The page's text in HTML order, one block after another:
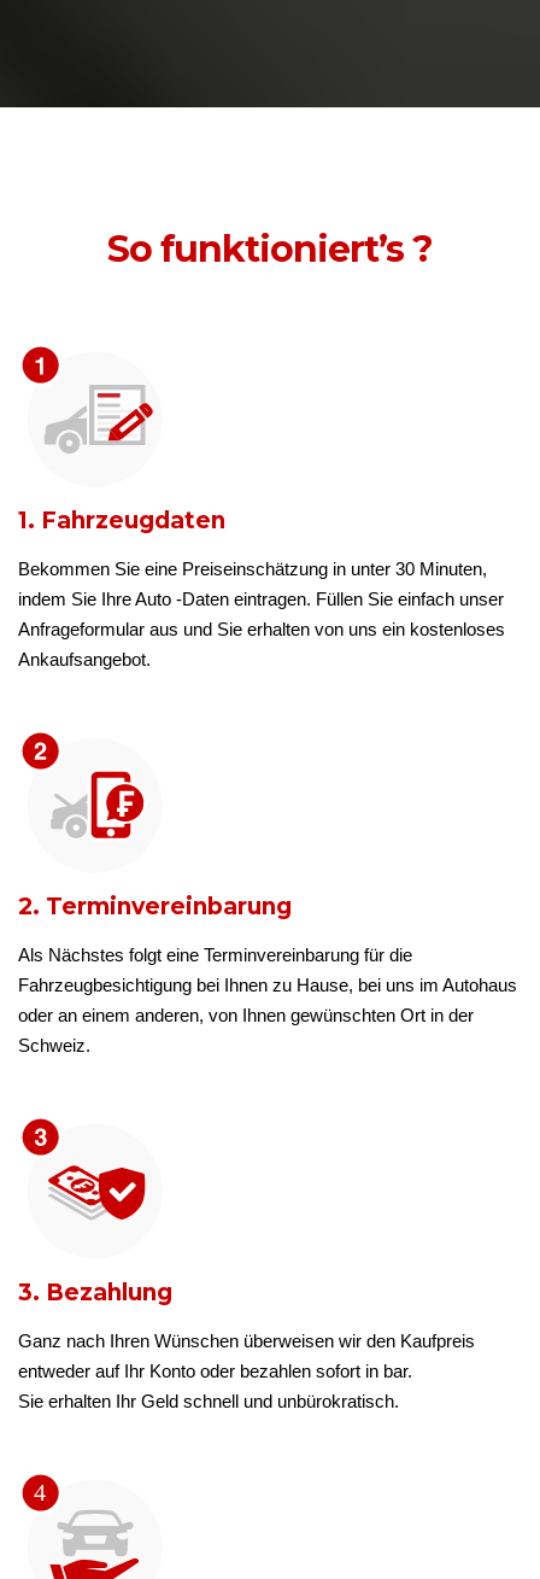
So funktioniert’s ?
1. Fahrzeugdaten
Bekommen Sie eine Preiseinschätzung in unter 30 Minuten,
indem Sie Ihre Auto -Daten eintragen. Füllen Sie einfach unser
Anfrageformular aus und Sie erhalten von uns ein kostenloses
Ankaufsangebot.
2. Terminvereinbarung
Als Nächstes folgt eine Terminvereinbarung für die
Fahrzeugbesichtigung bei Ihnen zu Hause, bei uns im Autohaus
oder an einem anderen, von Ihnen gewünschten Ort in der
Schweiz.
3. Bezahlung
Ganz nach Ihren Wünschen überweisen wir den Kaufpreis
entweder auf Ihr Konto oder bezahlen sofort in bar.
Sie erhalten Ihr Geld schnell und unbürokratisch.